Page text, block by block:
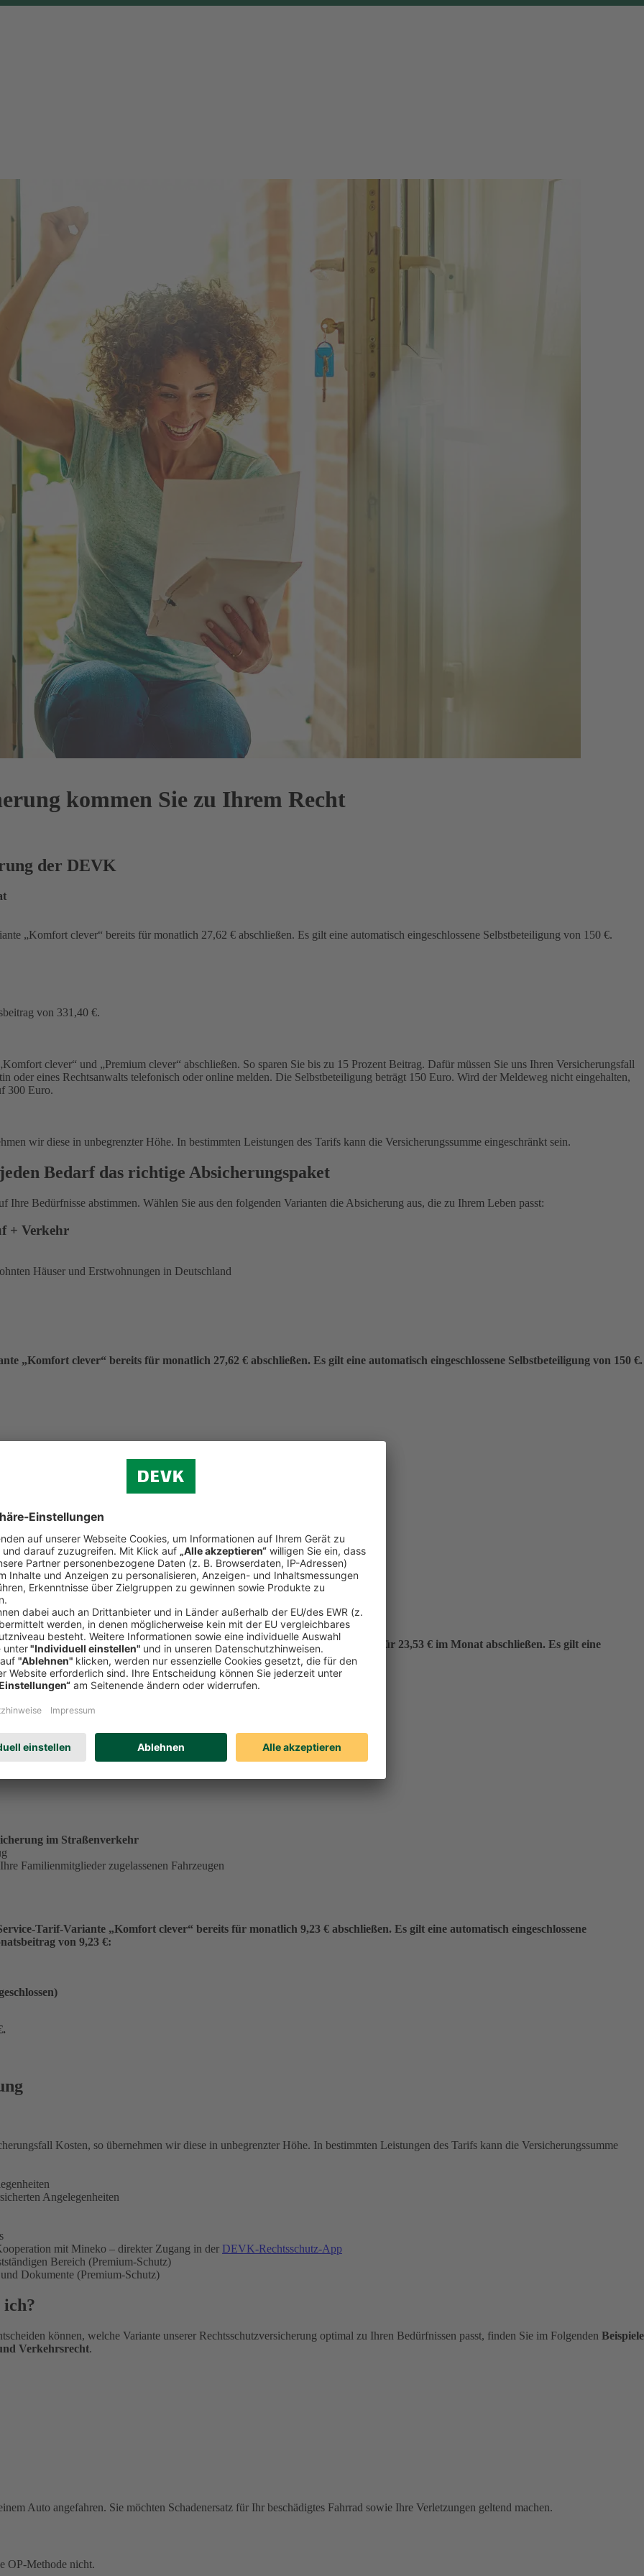
kommen Sie zu Ihrem Recht
der DEVK
„Komfort clever“ bereits für monatlich 27,62 € abschließen. Es gilt eine automatisch eingeschlossene Selbstbeteiligung von 150 €.
von 331,40 €.
clever“ und „Premium clever“ abschließen. So sparen Sie bis zu 15 Prozent Beitrag. Dafür müssen Sie uns Ihren Versicherungsfall
oder eines Rechtsanwalts telefonisch oder online melden. Die Selbstbeteiligung beträgt 150 Euro. Wird der Meldeweg nicht eingehalten,
300 Euro.
wir diese in unbegrenzter Höhe. In bestimmten Leistungen des Tarifs kann die Versicherungssumme eingeschränkt sein.
Bedarf das richtige Absicherungspaket
Ihre Bedürfnisse abstimmen. Wählen Sie aus den folgenden Varianten die Absicherung aus, die zu Ihrem Leben passt:
+ Verkehr
Häuser und Erstwohnungen in Deutschland
„Komfort clever“ bereits für monatlich 27,62 € abschließen. Es gilt eine automatisch eingeschlossene Selbstbeteiligung von 150 €.
von 331,40 €.
(ohne Verkehr)
Reiserecht
Bereich (Premium-Schutz)
tätiger Single in der Service-Tarif-Variante „Komfort clever“ bereits für 23,53 € im Monat abschließen. Es gilt eine
für einen Monatsbeitrag von 23,53 €:
.
im Straßenverkehr
Familienmitglieder zugelassenen Fahrzeugen
Tarif-Variante „Komfort clever“ bereits für monatlich 9,23 € abschließen. Es gilt eine automatisch eingeschlossene
von 9,23 €:
.
Kosten, so übernehmen wir diese in unbegrenzter Höhe. In bestimmten Leistungen des Tarifs kann die Versicherungssumme
Angelegenheiten
mit Mineko – direkter Zugang in der DEVK-Rechtsschutz-App
Bereich (Premium-Schutz)
Dokumente (Premium-Schutz)
ich?
können, welche Variante unserer Rechtsschutzversicherung optimal zu Ihren Bedürfnissen passt, finden Sie im Folgenden Beispiele
Verkehrsrecht.
Auto angefahren. Sie möchten Schadenersatz für Ihr beschädigtes Fahrrad sowie Ihre Verletzungen geltend machen.
OP-Methode nicht.